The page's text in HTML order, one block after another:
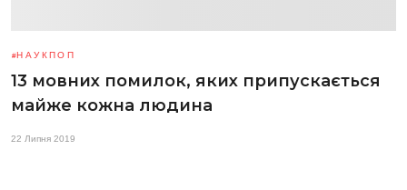
НАУКПОП
13 мовних помилок, яких припускається
майже кожна людина
22 Липня 2019